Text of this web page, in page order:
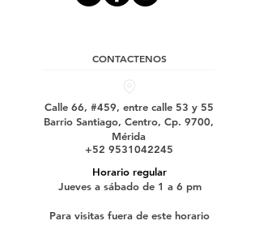
CONTACTENOS
Calle 66, #459, entre calle 53 y 55
Barrio Santiago, Centro, Cp. 9700,
Mérida
+52 9531042245
Horario regular
Jueves a sábado de 1 a 6 pm
Para visitas fuera de este horario